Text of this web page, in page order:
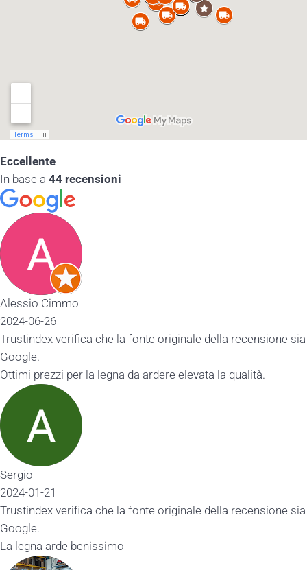
Eccellente
In base a 44 recensioni
Alessio Cimmo
2024-06-26
Trustindex verifica che la fonte originale della recensione sia
Google.
Ottimi prezzi per la legna da ardere elevata la qualità.
Sergio
2024-01-21
Trustindex verifica che la fonte originale della recensione sia
Google.
La legna arde benissimo